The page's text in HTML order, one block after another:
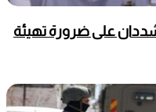
على ضرورة تهيئة